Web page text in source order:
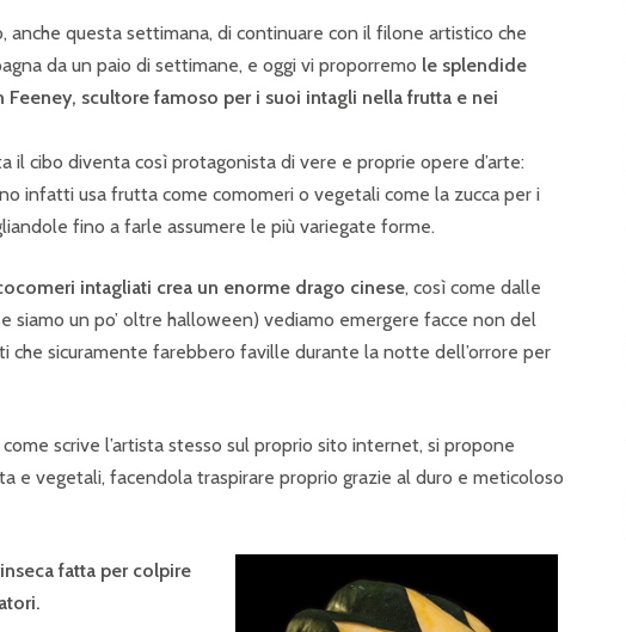
anche questa settimana, di continuare con il filone artistico che
da un paio di settimane, e oggi vi proporremo le splendide
Feeney, scultore famoso per i suoi intagli nella frutta e nei
il cibo diventa così protagonista di vere e proprie opere d’arte:
infatti usa frutta come comomeri o vegetali come la zucca per i
fino a farle assumere le più variegate forme.
intagliati crea un enorme drago cinese, così come dalle
siamo un po’ oltre halloween) vediamo emergere facce non del
che sicuramente farebbero faville durante la notte dell’orrore per
come scrive l’artista stesso sul proprio sito internet, si propone
e vegetali, facendola traspirare proprio grazie al duro e meticoloso
fatta per colpire